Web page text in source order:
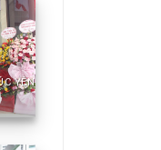
YÊN